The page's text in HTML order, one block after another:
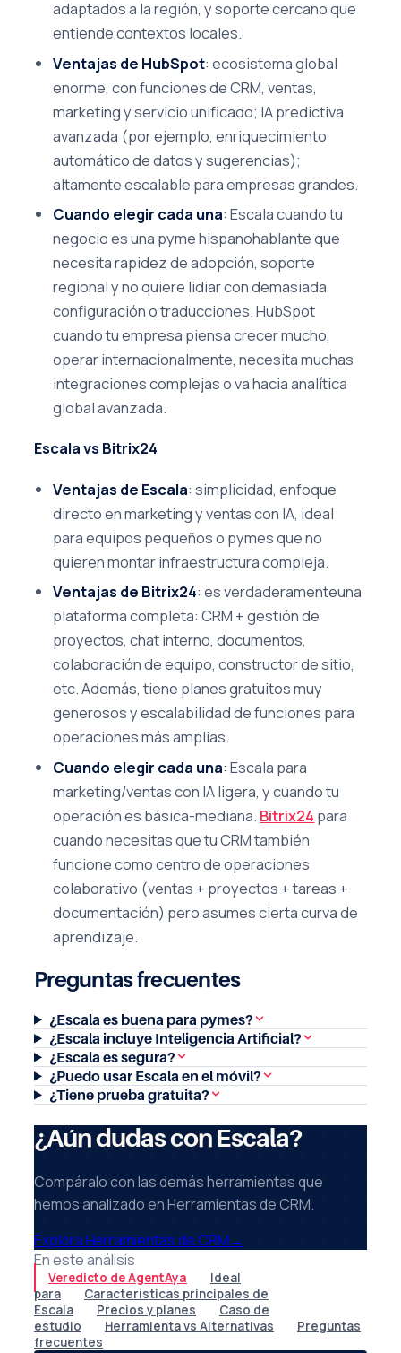
adaptados a la región, y soporte cercano que
entiende contextos locales.
Ventajas de HubSpot: ecosistema global
enorme, con funciones de CRM, ventas,
marketing y servicio unificado; IA predictiva
avanzada (por ejemplo, enriquecimiento
automático de datos y sugerencias);
altamente escalable para empresas grandes.
Cuando elegir cada una: Escala cuando tu
negocio es una pyme hispanohablante que
necesita rapidez de adopción, soporte
regional y no quiere lidiar con demasiada
configuración o traducciones. HubSpot
cuando tu empresa piensa crecer mucho,
operar internacionalmente, necesita muchas
integraciones complejas o va hacia analítica
global avanzada.
Escala vs Bitrix24
Ventajas de Escala: simplicidad, enfoque
directo en marketing y ventas con IA, ideal
para equipos pequeños o pymes que no
quieren montar infraestructura compleja.
Ventajas de Bitrix24: es verdaderamenteuna
plataforma completa: CRM + gestión de
proyectos, chat interno, documentos,
colaboración de equipo, constructor de sitio,
etc. Además, tiene planes gratuitos muy
generosos y escalabilidad de funciones para
operaciones más amplias.
Cuando elegir cada una: Escala para
marketing/ventas con IA ligera, y cuando tu
operación es básica-mediana. Bitrix24 para
cuando necesitas que tu CRM también
funcione como centro de operaciones
colaborativo (ventas + proyectos + tareas +
documentación) pero asumes cierta curva de
aprendizaje.
Preguntas frecuentes
¿Escala es buena para pymes?
¿Escala incluye Inteligencia Artificial?
¿Escala es segura?
¿Puedo usar Escala en el móvil?
¿Tiene prueba gratuita?
¿Aún dudas con Escala?
Compáralo con las demás herramientas que
hemos analizado en Herramientas de CRM.
Explora Herramientas de CRM→
En este análisis
Veredicto de AgentAya
Ideal
para
Características principales de
Escala
Precios y planes
Caso de
estudio
Herramienta vs Alternativas
Preguntas
frecuentes